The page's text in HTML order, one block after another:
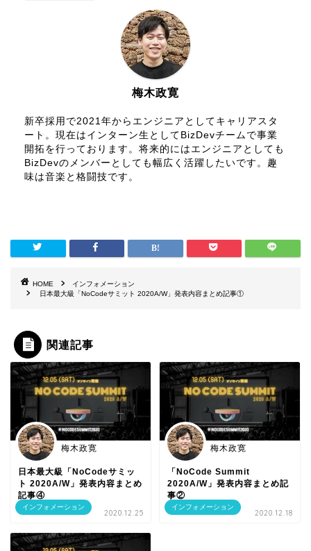
梅木政寛
新卒採用で2021年からエンジニアとしてキャリアスタ
ート。現在はインターン生としてBizDevチームで事業
開拓を行っております。将来的にはエンジニアとしても
BizDevのメンバーとしても幅広く活躍したいです。趣
味は音楽と格闘技です。
HOME
インフォメーション
日本最大級「NoCodeサミット 2020A/W」発表内容まとめ記事①
関連記事
インフォメーション
梅木政寛
日本最大級「NoCodeサミッ
ト 2020A/W」発表内容まとめ
記事④
2020.12.25
インフォメーション
梅木政寛
「NoCode Summit
2020A/W」発表内容まとめ記
事②
2020.12.18